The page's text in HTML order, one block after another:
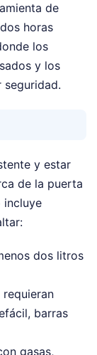
de
horas
los
y los
y estar
de la puerta
incluye
dos litros
barras
gasas,